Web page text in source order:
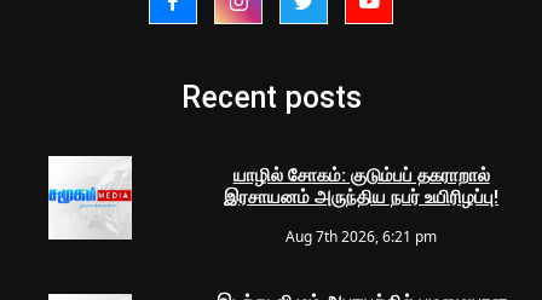
Recent posts
யாழில் சோகம்: குடும்பப் தகராறால்
இரசாயனம் அருந்திய நபர் உயிரிழப்பு!
Aug 7th 2026, 6:21 pm